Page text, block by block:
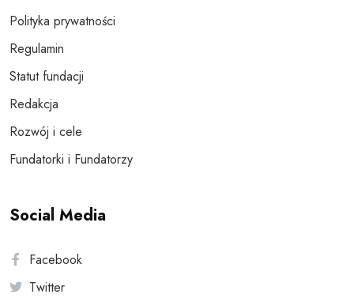
Polityka prywatności
Regulamin
Statut fundacji
Redakcja
Rozwój i cele
Fundatorki i Fundatorzy
Social Media
Facebook
Twitter